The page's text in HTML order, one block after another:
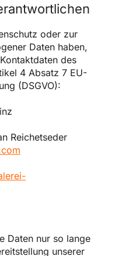
oder zur
Daten haben,
des
4 Absatz 7 EU-
(DSGVO):
Reichetseder
Daten nur so lange
unserer